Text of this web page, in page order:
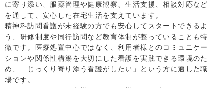
に寄り添い、服薬管理や健康観察、生活支援、相談対応など
を通して、安心した在宅生活を支えています。
精神科訪問看護が未経験の方でも安心してスタートできるよ
う、研修制度や同行訪問など教育体制が整っていることも特
徴です。医療処置中心ではなく、利用者様とのコミュニケー
ションや関係性構築を大切にした看護を実践できる環境のた
め、「じっくり寄り添う看護がしたい」という方に適した職
場です。